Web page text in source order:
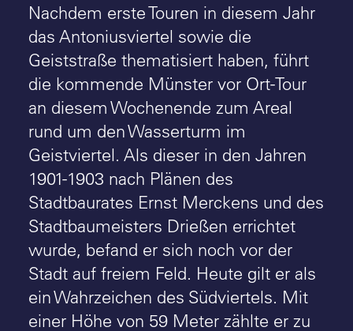
Nachdem erste Touren in diesem Jahr
das Antoniusviertel sowie die
Geiststraße thematisiert haben, führt
die kommende Münster vor Ort-Tour
an diesem Wochenende zum Areal
rund um den Wasserturm im
Geistviertel. Als dieser in den Jahren
1901-1903 nach Plänen des
Stadtbaurates Ernst Merckens und des
Stadtbaumeisters Drießen errichtet
wurde, befand er sich noch vor der
Stadt auf freiem Feld. Heute gilt er als
ein Wahrzeichen des Südviertels. Mit
einer Höhe von 59 Meter zählte er zu